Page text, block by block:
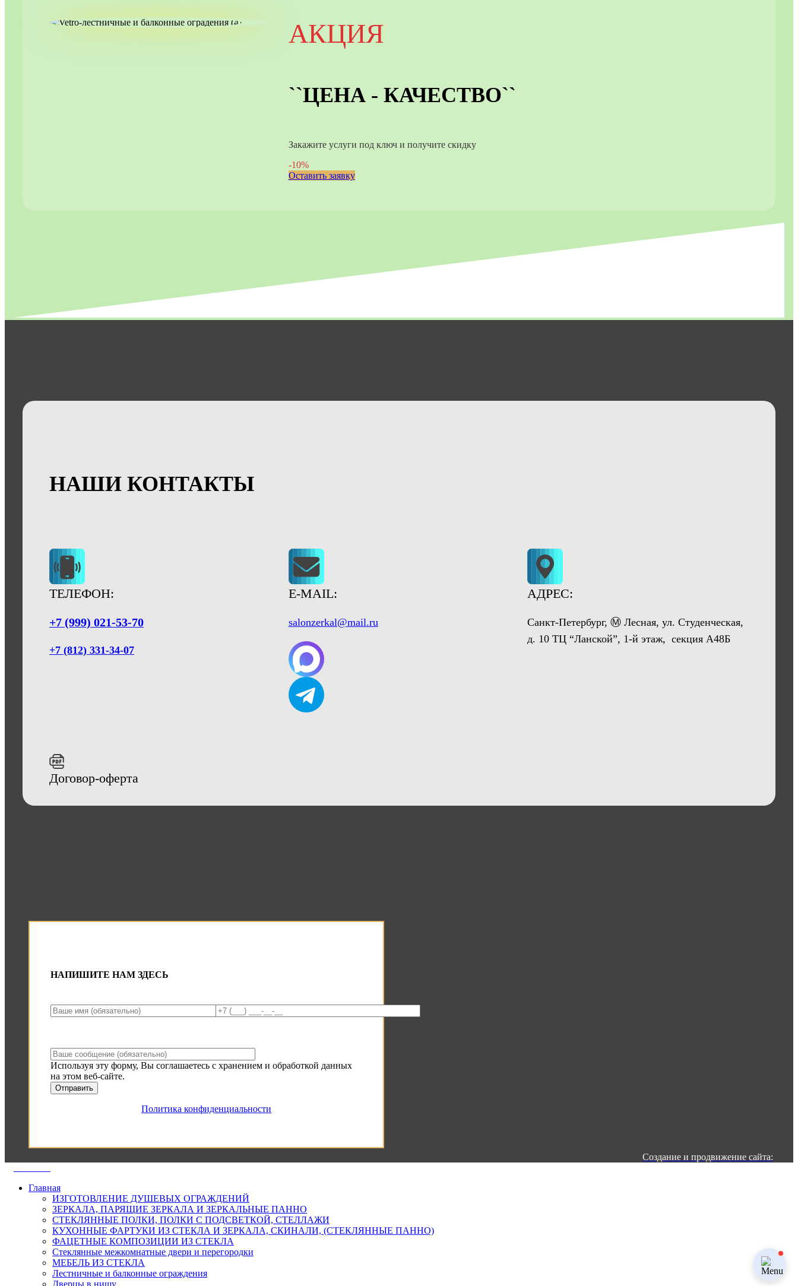
АКЦИЯ
``ЦЕНА - КАЧЕСТВО``
Закажите услуги под ключ и получите скидку
-10%
Оставить заявку
НАШИ КОНТАКТЫ
ТЕЛЕФОН:
+7 (999) 021-53-70
+7 (812) 331-34-07
E-MAIL:
salonzerkal@mail.ru
АДРЕС:
Санкт-Петербург, Ⓜ Лесная, ул. Студенческая,
д. 10 ТЦ “Ланской”, 1-й этаж, секция А48Б
Договор-оферта
НАПИШИТЕ НАМ ЗДЕСЬ
Используя эту форму, Вы соглашаетесь с хранением и обработкой данных
на этом веб-сайте.
Политика конфиденциальности
Создание и продвижение сайта:
Главная
ИЗГОТОВЛЕНИЕ ДУШЕВЫХ ОГРАЖДЕНИЙ
ЗЕРКАЛА, ПАРЯЩИЕ ЗЕРКАЛА И ЗЕРКАЛЬНЫЕ ПАННО
СТЕКЛЯННЫЕ ПОЛКИ, ПОЛКИ С ПОДСВЕТКОЙ, СТЕЛЛАЖИ
КУХОННЫЕ ФАРТУКИ ИЗ СТЕКЛА И ЗЕРКАЛА, СКИНАЛИ, (СТЕКЛЯННЫЕ ПАННО)
ФАЦЕТНЫЕ КОМПОЗИЦИИ ИЗ СТЕКЛА
Стеклянные межкомнатные двери и перегородки
МЕБЕЛЬ ИЗ СТЕКЛА
Лестничные и балконные ограждения